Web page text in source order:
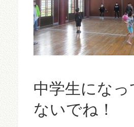
中学生にな
ないでね！